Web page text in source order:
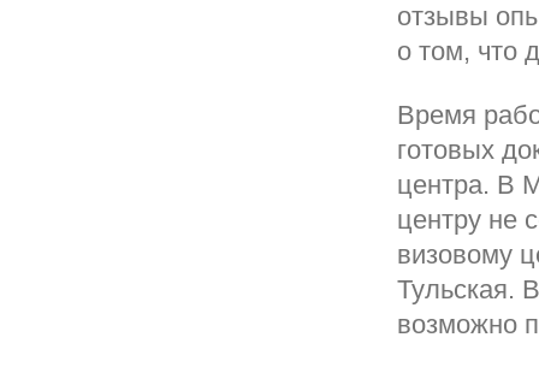
отзывы
о том, что
Время
готовых
центра. В
центру не
визовому
Тульская.
возможно